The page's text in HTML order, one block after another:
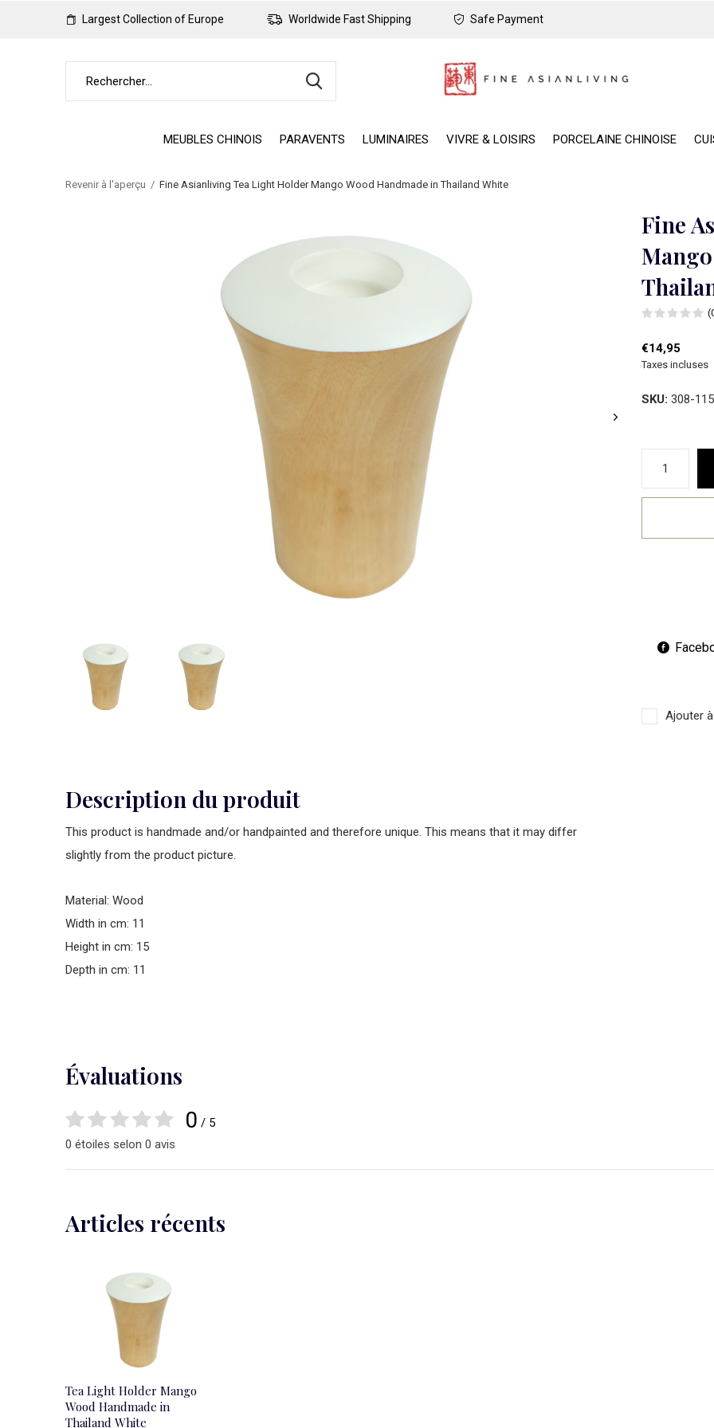
MEUBLES CHINOIS PARAVENTS LUMINAIRES VIVRE & LOISIRS PORCELAINE CHINOISE
Largest Collection of Europe Worldwide Fast Shipping Safe Payment
Revenir à l'aperçu Fine Asianliving Tea Light Holder Mango Wood Handmade in Thailand White
Fine
€14,95
Taxes incluses
SKU: 308-
Ajouter
Description du produit
This product is handmade and/or handpainted and therefore unique. This means that it may differ
slightly from the product picture.
Material: Wood
Width in cm: 11
Height in cm: 15
Depth in cm: 11
Évaluations
0 / 5
0 étoiles selon 0 avis
Articles récents
Tea Light Holder Mango
Wood Handmade in
Thailand White